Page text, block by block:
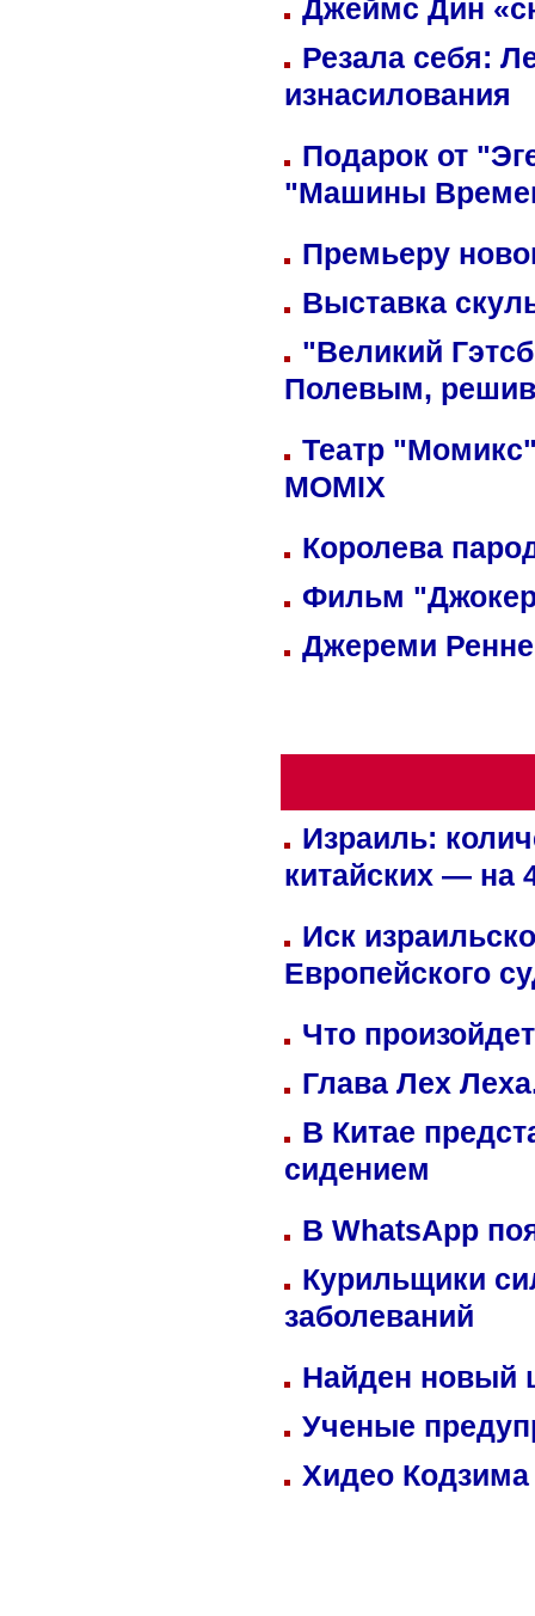
Джеймс Дин
Резала себя:
изнасилования
Подарок от
"Машины
Премьеру
Выставка
"Великий
Полевым,
Театр
MOMIX
Королева
Фильм
Джереми
Израиль:
китайских — на
Иск
Европейского
Что
Глава Лех
В Китае
сидением
В WhatsApp
Курильщики
заболеваний
Найден
Ученые
Хидео